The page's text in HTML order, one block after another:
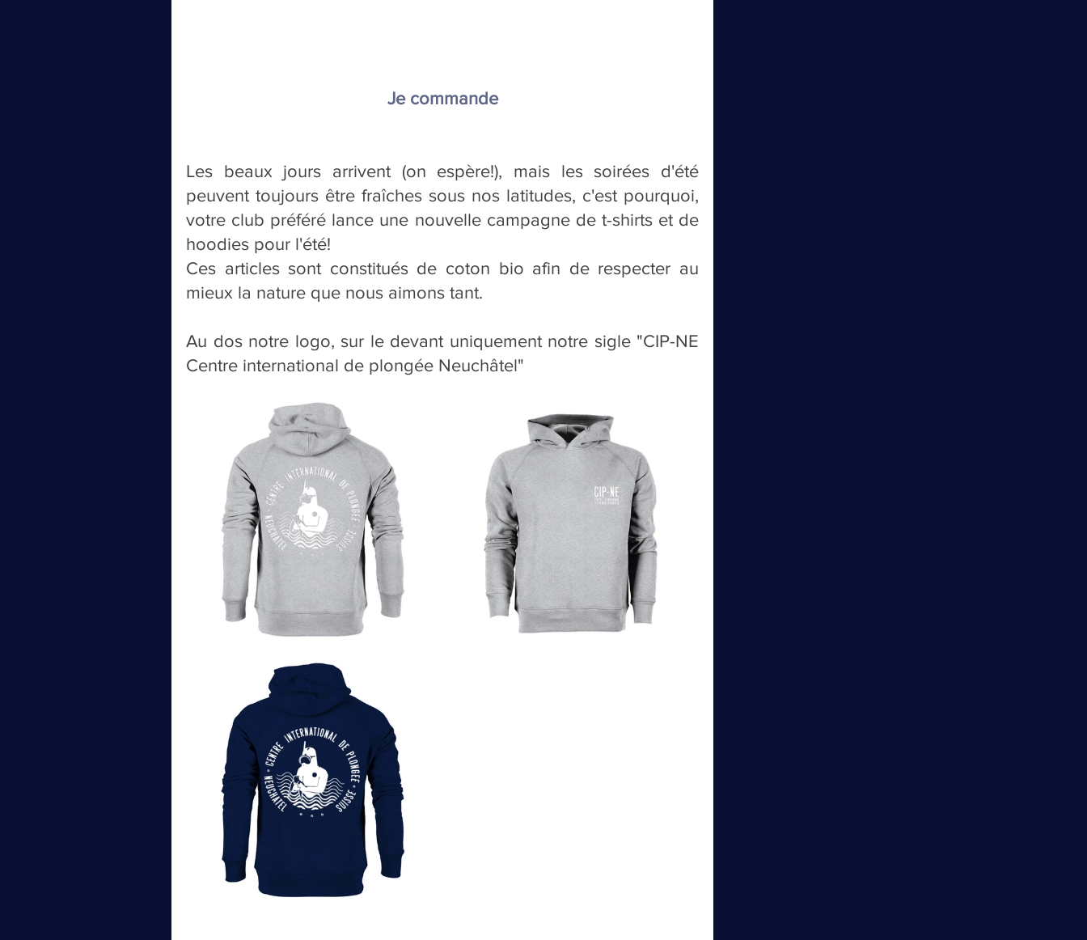
Je commande
Les beaux jours arrivent (on espère!), mais les soirées d'été
peuvent toujours être fraîches sous nos latitudes, c'est pourquoi,
votre club préféré lance une nouvelle campagne de t-shirts et de
hoodies pour l'été!
Ces articles sont constitués de coton bio afin de respecter au
mieux la nature que nous aimons tant.
Au dos notre logo, sur le devant uniquement notre sigle "CIP-NE
Centre international de plongée Neuchâtel"